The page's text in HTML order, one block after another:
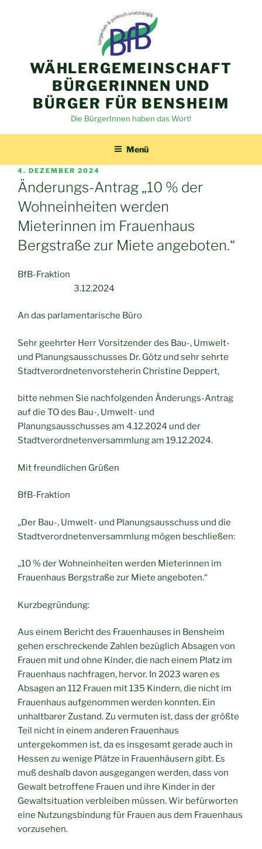
WÄHLERGEMEINSCHAFT
BÜRGERINNEN UND
BÜRGER FÜR BENSHEIM
Die BürgerInnen haben das Wort!
Menü
VERÖFFENTLICHT
AM
4. DEZEMBER 2024
Änderungs-Antrag „10 % der
Wohneinheiten werden
Mieterinnen im Frauenhaus
Bergstraße zur Miete angeboten.“
BfB-Fraktion
3.12.2024
An das parlamentarische Büro
Sehr geehrter Herr Vorsitzender des Bau-, Umwelt-
und Planungsausschusses Dr. Götz und sehr sehrte
Stadtverordnetenvorsteherin Christine Deppert,
bitte nehmen Sie nachfolgenden Änderungs-Antrag
auf die TO des Bau-, Umwelt- und
Planungsausschusses am 4.12.2024 und der
Stadtverordnetenversammlung am 19.12.2024.
Mit freundlichen Grüßen
BfB-Fraktion
„Der Bau-, Umwelt- und Planungsausschuss und die
Stadtverordnetenversammlung mögen beschließen:
„10 % der Wohneinheiten werden Mieterinnen im
Frauenhaus Bergstraße zur Miete angeboten.“
Kurzbegründung:
Aus einem Bericht des Frauenhauses in Bensheim
gehen erschreckende Zahlen bezüglich Absagen von
Frauen mit und ohne Kinder, die nach einem Platz im
Frauenhaus nachfragen, hervor. In 2023 waren es
Absagen an 112 Frauen mit 135 Kindern, die nicht im
Frauenhaus aufgenommen werden konnten. Ein
unhaltbarer Zustand. Zu vermuten ist, dass der größte
Teil nicht in einem anderen Frauenhaus
untergekommen ist, da es insgesamt gerade auch in
Hessen zu wenige Plätze in Frauenhäusern gibt. Es
muß deshalb davon ausgegangen werden, dass von
Gewalt betroffene Frauen und ihre Kinder in der
Gewaltsituation verbleiben müssen. Wir befürworten
eine Nutzungsbindung für Frauen aus dem Frauenhaus
vorzusehen.